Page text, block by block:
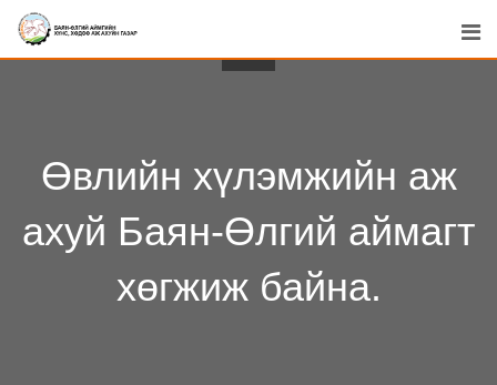
Skip
Өвлийн хүлэмжийн аж
ахуй Баян-Өлгий аймагт
хөгжиж байна.